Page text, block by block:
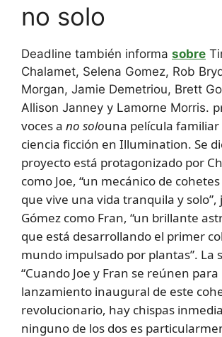
no solo
Deadline también informa sobre
Chalamet, Selena Gomez, Rob
Morgan, Jamie Demetriou, Brett
Allison Janney y Lamorne Morris.
voces a no solouna película
ciencia ficción en Illumination. Se
proyecto está protagonizado por
como Joe, “un mecánico de
que vive una vida tranquila y solo”,
Gómez como Fran, “un brillante
que está desarrollando el primer
mundo impulsado por plantas”. La
“Cuando Joe y Fran se reúnen
lanzamiento inaugural de este
revolucionario, hay chispas
ninguno de los dos es